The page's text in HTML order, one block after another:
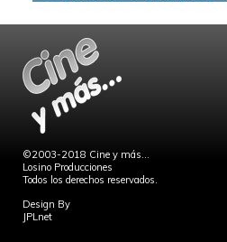
©2003-2018 Cine y más...
Losino Producciones
Todos los derechos reservados.
Design By
JPLnet